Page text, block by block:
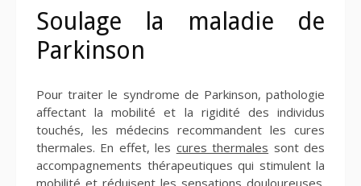
Soulage la maladie de
Parkinson
Pour traiter le syndrome de Parkinson, pathologie
affectant la mobilité et la rigidité des individus
touchés, les médecins recommandent les cures
thermales. En effet, les cures thermales sont des
accompagnements thérapeutiques qui stimulent la